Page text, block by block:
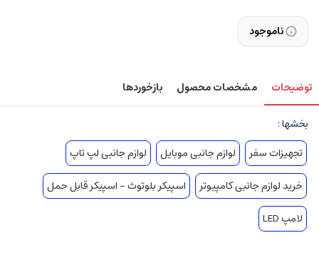
ناموجود
توضیحات مشخصات محصول بازخوردها
بخشها :
تجهیزات سفر
لوازم جانبی موبایل
لوازم جانبی لپ تاپ
خرید لوازم جانبی کامپیوتر
اسپیکر بلوتوث - اسپیکر قابل حمل
لامپ LED